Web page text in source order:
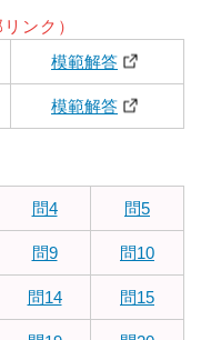
ンク）
模範解答
模範解答
問4 問5
問9 問10
問14 問15